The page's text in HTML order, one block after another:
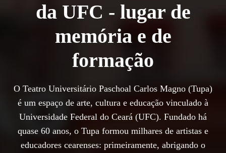
da UFC - lugar de
memória e de
formação
O Teatro Universitário Paschoal Carlos Magno (Tupa)
é um espaço de arte, cultura e educação vinculado à
Universidade Federal do Ceará (UFC). Fundado há
quase 60 anos, o Tupa formou milhares de artistas e
educadores cearenses: primeiramente, abrigando o